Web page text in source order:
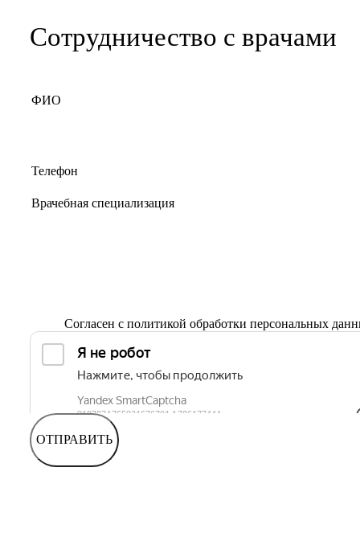
Сотрудничество с врачами
Согласен с политикой обработки персональных
ОТПРАВИТЬ